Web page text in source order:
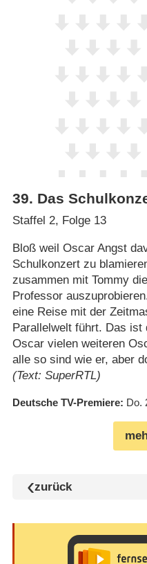
39. Das
Staffel 2, Folge 13
Bloß weil Oscar Angst
Schulkonzert zu
zusammen mit Tommy
Professor
eine Reise mit der
Parallelwelt führt. Das ist
Oscar vielen weiteren
alle so sind wie er, aber
(Text: SuperRTL)
Deutsche TV-Premiere Do.
zurück